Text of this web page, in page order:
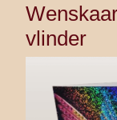
vlinder